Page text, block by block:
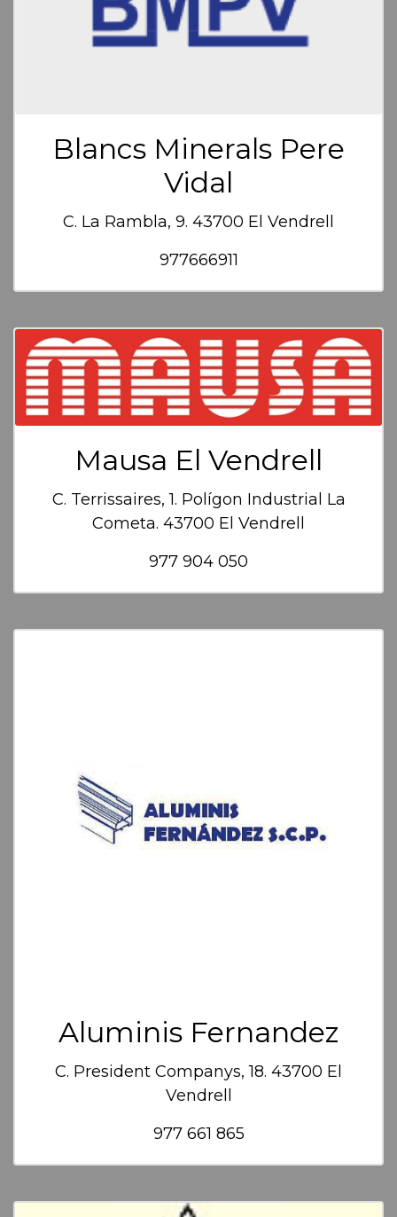
Blancs Minerals Pere
Vidal
C. La Rambla, 9. 43700 El Vendrell
977666911
Mausa El Vendrell
C. Terrissaires, 1. Polígon Industrial La
Cometa. 43700 El Vendrell
977 904 050
Aluminis Fernandez
C. President Companys, 18. 43700 El
Vendrell
977 661 865